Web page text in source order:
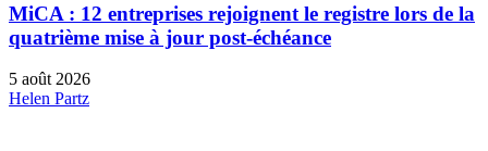
MiCA : 12 entreprises rejoignent le registre lors de la
quatrième mise à jour post-échéance
5 août 2026
Helen Partz